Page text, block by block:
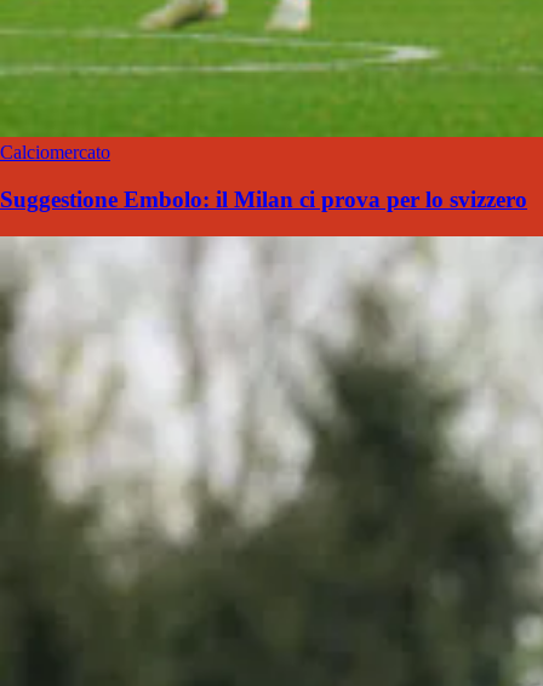
Calciomercato
Suggestione Embolo: il Milan ci prova per lo svizzero